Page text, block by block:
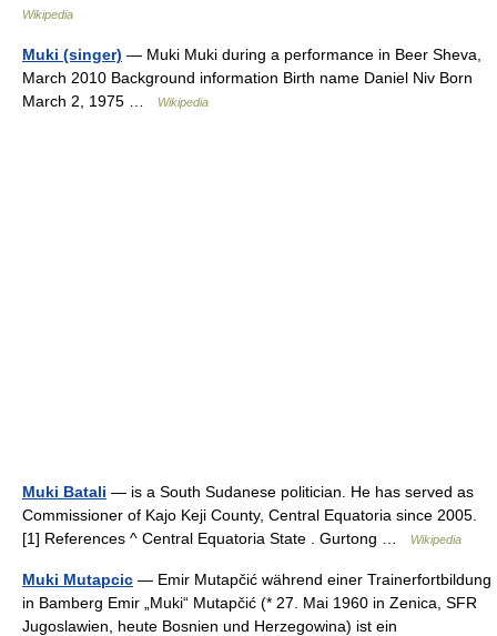
Wikipedia
Muki (singer) — Muki Muki during a performance in Beer Sheva,
March 2010 Background information Birth name Daniel Niv Born
March 2, 1975 …
Wikipedia
Muki Batali — is a South Sudanese politician. He has served as
Commissioner of Kajo Keji County, Central Equatoria since 2005.
[1] References ^ Central Equatoria State . Gurtong …
Wikipedia
Muki Mutapcic — Emir Mutapčić während einer Trainerfortbildung
in Bamberg Emir „Muki“ Mutapčić (* 27. Mai 1960 in Zenica, SFR
Jugoslawien, heute Bosnien und Herzegowina) ist ein